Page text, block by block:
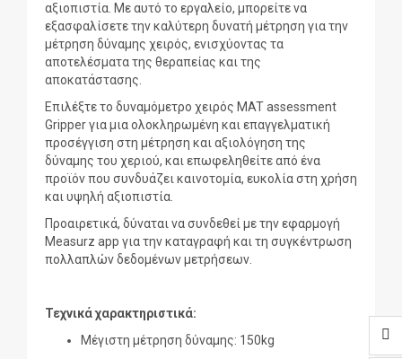
αξιοπιστία. Με αυτό το εργαλείο, μπορείτε να
εξασφαλίσετε την καλύτερη δυνατή μέτρηση για την
μέτρηση δύναμης χειρός, ενισχύοντας τα
αποτελέσματα της θεραπείας και της
αποκατάστασης.
Επιλέξτε το δυναμόμετρο χειρός MAT assessment
Gripper για μια ολοκληρωμένη και επαγγελματική
προσέγγιση στη μέτρηση και αξιολόγηση της
δύναμης του χεριού, και επωφεληθείτε από ένα
προϊόν που συνδυάζει καινοτομία, ευκολία στη χρήση
και υψηλή αξιοπιστία.
Προαιρετικά, δύναται να συνδεθεί με την εφαρμογή
Measurz app για την καταγραφή και τη συγκέντρωση
πολλαπλών δεδομένων μετρήσεων.
Τεχνικά χαρακτηριστικά:
Μέγιστη μέτρηση δύναμης: 150kg